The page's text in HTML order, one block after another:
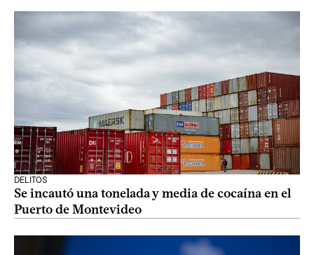
DELITOS
Se incautó una tonelada y media de cocaína en el
Puerto de Montevideo